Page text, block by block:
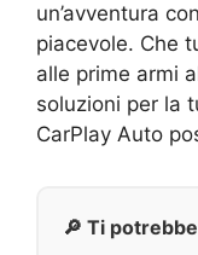
un’avventura
piacevole. Che
alle prime armi
soluzioni per la
CarPlay Auto
🔎 Ti